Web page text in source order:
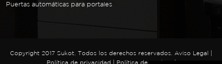
Puertas automáticas para portales
Copyright 2017 Sukot. Todos los derechos reservados. Aviso Legal
Política de privacidad
Política de cookies |